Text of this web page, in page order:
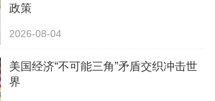
政策
2026-08-04
美国经济“不可能三角”矛盾交织冲击世
界